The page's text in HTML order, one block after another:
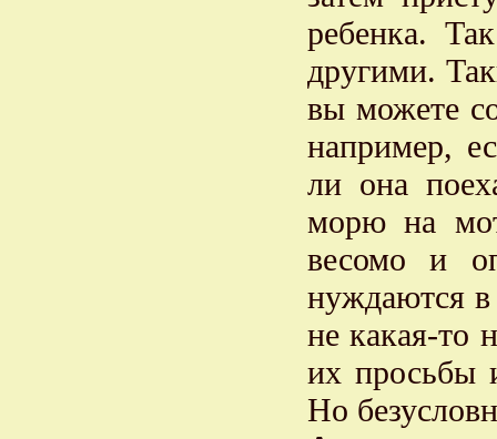
ребенка.
другими.
вы можете
например,
ли она
морю на
весомо и
нуждаются
не какая-то
их просьбы
Но